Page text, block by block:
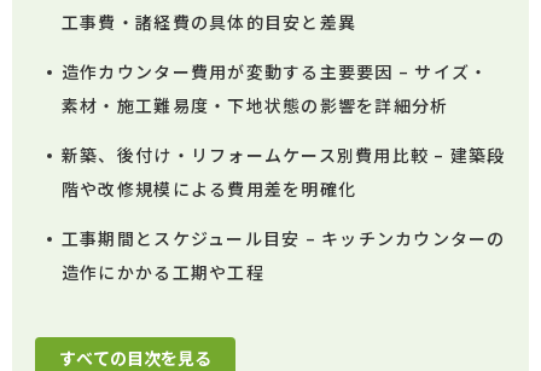
工事費・諸経費の具体的目安と差異
造作カウンター費用が変動する主要要因 – サイズ・
素材・施工難易度・下地状態の影響を詳細分析
新築、後付け・リフォームケース別費用比較 – 建築段
階や改修規模による費用差を明確化
工事期間とスケジュール目安 – キッチンカウンターの
造作にかかる工期や工程
すべての目次を見る